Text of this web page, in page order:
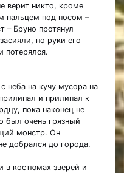
верит никто, кроме
пальцем под носом –
– Бруно протянул
но руки его
потерялся.
неба на кучу мусора на
и прилипал к
пока наконец не
был очень грязный
монстр. Он
добрался до города.
в костюмах зверей и